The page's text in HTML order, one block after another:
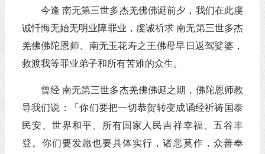
今逢 南无第三世多杰羌佛佛诞前夕，我们在此虔
诚忏悔无始无明业障罪业，虔诚祈求 南无第三世多杰
羌佛佛陀恩师、南无玉花寿之王佛母早日返驾娑婆，
救渡我等罪业弟子和所有苦难的众生。
曾经 南无第三世多杰羌佛佛诞之期，佛陀恩师教
导我们说：「你们要把一切恭贺转变成诵经祈祷国泰
民安、世界和平、所有国家人民吉祥幸福、五谷丰
登。你们要发愿也要具体实行，诸恶莫作，众善奉